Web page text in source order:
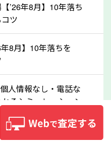
ースは珍しくないた
る無料査定をお試しく
す。
取価格アップも！
内のシートや座席の下
。シミや汚れが付着して
る可能性も考えられま
だけで取り除けることも
’26年8月】10年落ち
ツ
8月】10年落ちを
人情報なし・電話な
るシミュレーション
】リセールランキン
で高く売る秘訣